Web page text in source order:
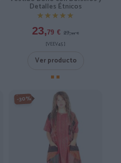
Detalles Étnicos
★★★★★
★★★★★
23,79 € 27,99 €
[VEEV45 ]
Ver producto
-30%